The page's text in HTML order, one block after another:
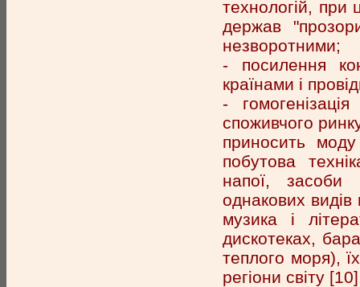
технологій, при
держав
незворотними;
- посилення
країнами і
-
споживчого
приносить моду
побутова
напої, засоби
однакових
музика і
дискотеках,
теплого моря),
регіони світу